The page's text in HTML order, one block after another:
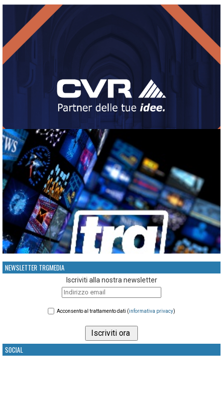
NEWSLETTER TRGMEDIA
Iscriviti alla nostra newsletter
Acconsento al trattamento dati (informativa privacy)
SOCIAL